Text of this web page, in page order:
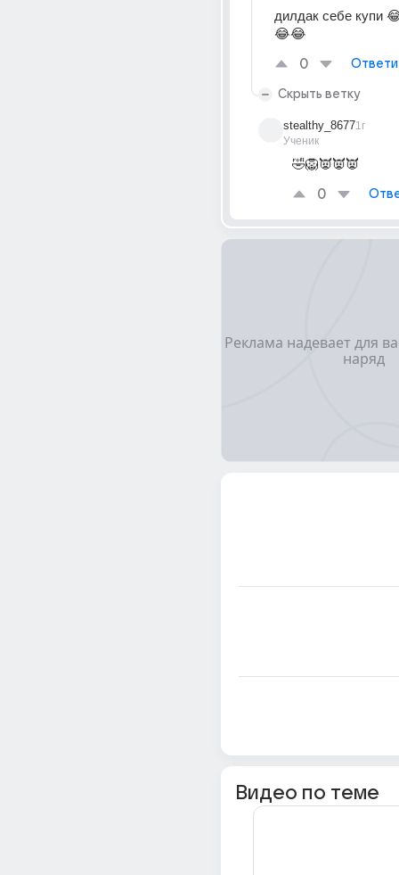
дилдак себе купи
😂😂
0
Скрыть ветку
stealthy_8677
Ученик
1г
🤣🦁👿👿👿
0
Видео по теме